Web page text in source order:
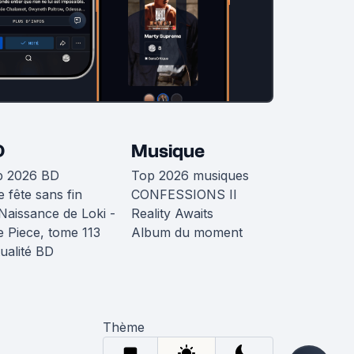
2026 BD
fête sans fin
de Loki -
Piece, tome 113
BD
Musique
Top 2026 musiques
CONFESSIONS II
Reality Awaits
Album du moment
Thème